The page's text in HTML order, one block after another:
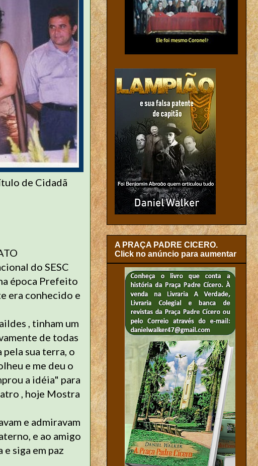
de Cidadã
do SESC
época Prefeito
era conhecido e
, tinham um
de todas
pela sua terra, o
e me deu o
a idéia" para
, hoje Mostra
e admiravam
e ao amigo
siga em paz
A PRAÇA PADRE CICERO.
Click no anúncio para aumentar